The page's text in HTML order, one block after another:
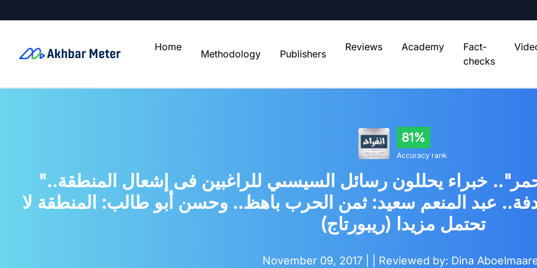
Home
Methodology Publishers
Reviews Academy
Fact-
checks
81%
Accuracy rank
"لا نريد حربا.. وأمن الخليج خط أحمر".. خبراء يحللون رسائل السيسىي للراغبين فى إشعال المنطقة..
عبد المنعم سعيد: ثمن الحرب باهظ.. وحسن أبو طالب: المنطقة لا
تحتمل مزيدا (ريبورتاج)
November 09, 2017 | | Reviewed by: Dina